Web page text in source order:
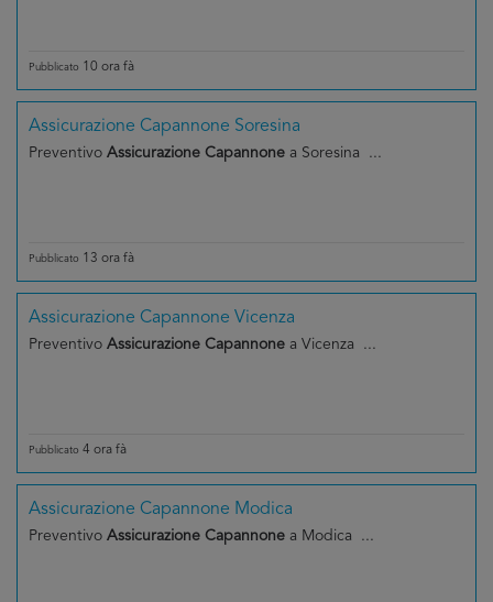
Pubblicato 10 ora fà
Assicurazione Capannone Soresina
Preventivo Assicurazione Capannone a Soresina ...
Pubblicato 13 ora fà
Assicurazione Capannone Vicenza
Preventivo Assicurazione Capannone a Vicenza ...
Pubblicato 4 ora fà
Assicurazione Capannone Modica
Preventivo Assicurazione Capannone a Modica ...